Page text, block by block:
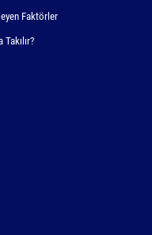
Faktörler